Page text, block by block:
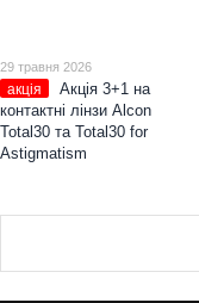
29 травня 2026
акція
Акція 3+1 на
контактні лінзи Alcon
Total30 та Total30 for
Astigmatism